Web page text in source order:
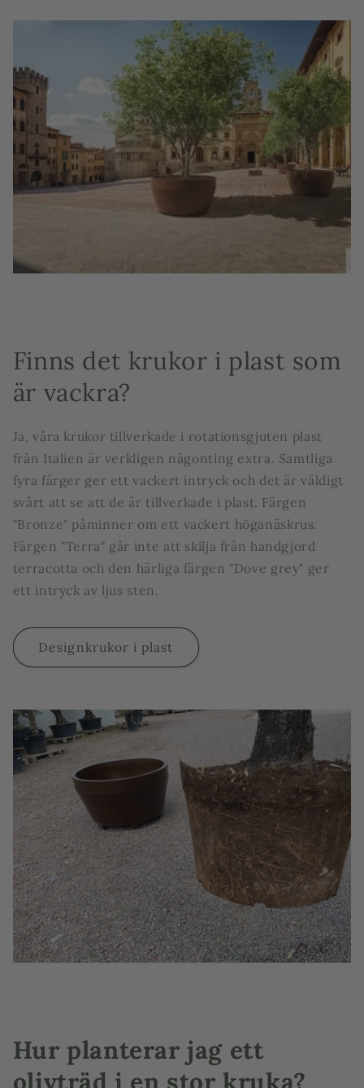
Finns det krukor i plast som
är vackra?
Ja, våra krukor tillverkade i rotationsgjuten plast
från Italien är verkligen någonting extra. Samtliga
fyra färger ger ett vackert intryck och det är väldigt
svårt att se att de är tillverkade i plast. Färgen
"Bronze" påminner om ett vackert höganäskrus.
Färgen "Terra" går inte att skilja från handgjord
terracotta och den härliga färgen "Dove grey" ger
ett intryck av ljus sten.
Designkrukor i plast
Hur planterar jag ett
olivträd i en stor kruka?